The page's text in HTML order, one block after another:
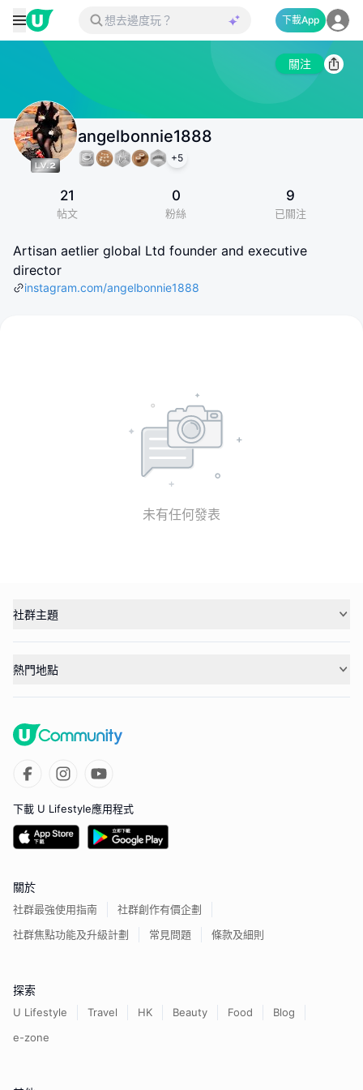
下載App
關注
angelbonnie1888
+5
21
帖文
0
粉絲
9
已關注
Artisan aetlier global Ltd founder and executive
director
instagram.com/angelbonnie1888
未有任何發表
社群主題
熱門地點
下載 U Lifestyle應用程式
關於
社群最強使用指南
社群創作有價企劃
社群焦點功能及升級計劃
常見問題 條款及細則
探索
U Lifestyle Travel HK Beauty Food
Blog
e-zone